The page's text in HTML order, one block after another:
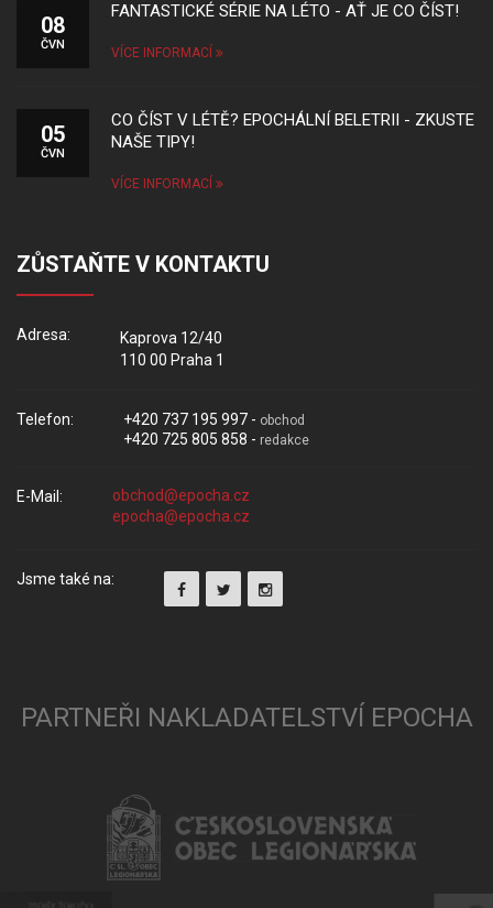
08
ČVN
FANTASTICKÉ SÉRIE NA LÉTO - AŤ JE CO ČÍST!
VÍCE INFORMACÍ
05
ČVN
CO ČÍST V LÉTĚ? EPOCHÁLNÍ BELETRII - ZKUSTE
NAŠE TIPY!
VÍCE INFORMACÍ
ZŮSTAŇTE V KONTAKTU
Adresa:
Kaprova 12/40
110 00 Praha 1
Telefon: +420 737 195 997 - obchod
+420 725 805 858 - redakce
E-Mail:
Jsme také na:
PARTNEŘI NAKLADATELSTVÍ EPOCHA